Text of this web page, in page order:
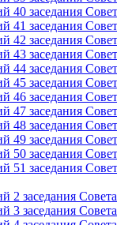
40 заседания
41 заседания
42 заседания
43 заседания
44 заседания
45 заседания
46 заседания
47 заседания
48 заседания
49 заседания
50 заседания
51 заседания
2 заседания Совета
3 заседания Совета